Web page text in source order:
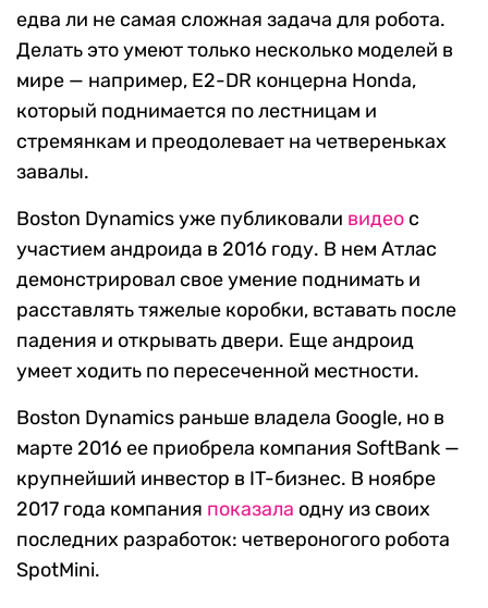
едва ли не самая сложная задача для робота.
Делать это умеют только несколько моделей в
мире — например, E2-DR концерна Honda,
который поднимается по лестницам и
стремянкам и преодолевает на четвереньках
завалы.
Boston Dynamics уже публиковали видео с
участием андроида в 2016 году. В нем Атлас
демонстрировал свое умение поднимать и
расставлять тяжелые коробки, вставать после
падения и открывать двери. Еще андроид
умеет ходить по пересеченной местности.
Boston Dynamics раньше владела Google, но в
марте 2016 ее приобрела компания SoftBank —
крупнейший инвестор в IT-бизнес. В ноябре
2017 года компания показала одну из своих
последних разработок: четвероногого робота
SpotMini.